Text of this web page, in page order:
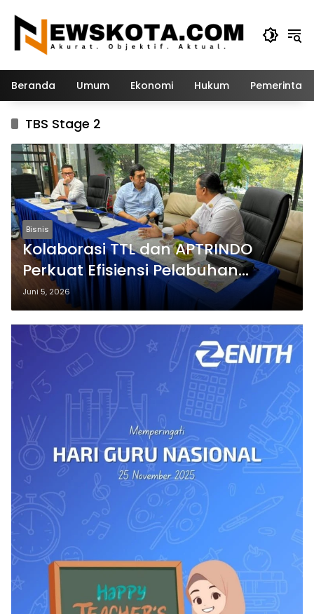
konten
Beranda Umum Ekonomi Hukum
TBS Stage 2
Bisnis
Kolaborasi TTL dan APTRINDO
Perkuat Efisiensi Pelabuhan
melalui Terminal Booking System
Juni 5, 2026